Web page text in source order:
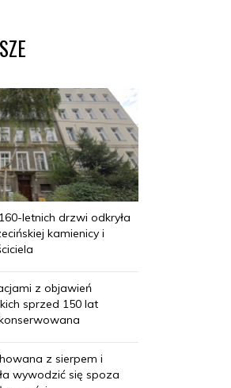
letnich drzwi odkryła
kamienicy i
z objawień
sprzed 150 lat
z sierpem i
wywodzić się spoza